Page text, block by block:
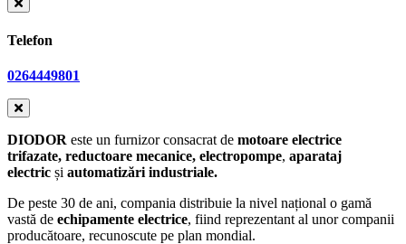
Telefon
0264449801
DIODOR este un furnizor consacrat de motoare electrice
trifazate, reductoare mecanice, electropompe, aparataj
electric și automatizări industriale.
De peste 30 de ani, compania distribuie la nivel național o gamă
vastă de echipamente electrice, fiind reprezentant al unor companii
producătoare, recunoscute pe plan mondial.